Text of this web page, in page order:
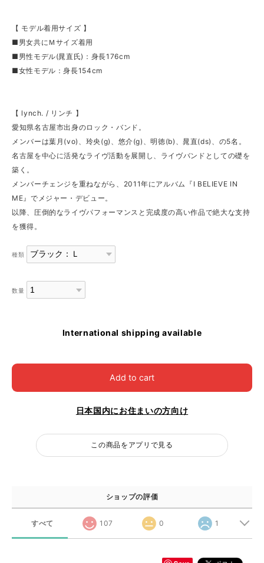
【 モデル着用サイズ 】
■男女共にＭサイズ着用
■男性モデル(晁直氏)：身長176cm
■女性モデル：身長154cm
【 lynch. / リンチ 】
愛知県名古屋市出身のロック・バンド。
メンバーは葉月(vo)、玲央(g)、悠介(g)、明徳(b)、晁直(ds)、の5名。
名古屋を中心に活発なライヴ活動を展開し、ライヴバンドとしての礎を
築く。
メンバーチェンジを重ねながら、2011年にアルバム『I BELIEVE IN
ME』でメジャー・デビュー。
以降、圧倒的なライヴパフォーマンスと完成度の高い作品で絶大な支持
を獲得。
種類
数量
International shipping available
Add to cart
日本国内にお住まいの方向け
この商品をアプリで見る
ショップの評価
すべて 107 0 1